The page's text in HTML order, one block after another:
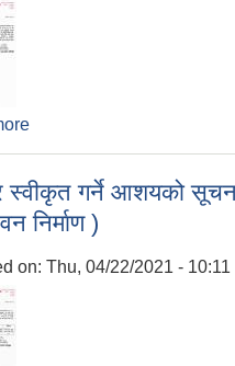
स्वीकृत गर्ने आशयको
निर्माण )
on: Thu, 04/22/2021 - 10:11